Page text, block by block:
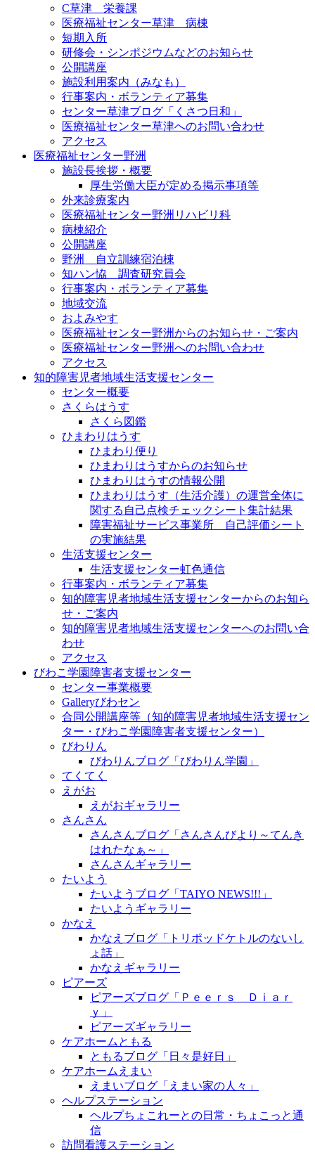
C草津 栄養課
医療福祉センター草津 病棟
短期入所
研修会・シンポジウムなどのお知らせ
公開講座
施設利用案内（みなも）
行事案内・ボランティア募集
センター草津ブログ「くさつ日和」
医療福祉センター草津へのお問い合わせ
アクセス
医療福祉センター野洲
施設長挨拶・概要
厚生労働大臣が定める掲示事項等
外来診療案内
医療福祉センター野洲リハビリ科
病棟紹介
公開講座
野洲 自立訓練宿泊棟
知ハン恊 調査研究員会
行事案内・ボランティア募集
地域交流
およみやす
医療福祉センター野洲からのお知らせ・ご案内
医療福祉センター野洲へのお問い合わせ
アクセス
知的障害児者地域生活支援センター
センター概要
さくらはうす
さくら図鑑
ひまわりはうす
ひまわり便り
ひまわりはうすからのお知らせ
ひまわりはうすの情報公開
ひまわりはうす（生活介護）の運営全体に
関する自己点検チェックシート集計結果
障害福祉サービス事業所 自己評価シート
の実施結果
生活支援センター
生活支援センター虹色通信
行事案内・ボランティア募集
知的障害児者地域生活支援センターからのお知ら
せ・ご案内
知的障害児者地域生活支援センターへのお問い合
わせ
アクセス
びわこ学園障害者支援センター
センター事業概要
Galleryびわセン
合同公開講座等（知的障害児者地域生活支援セン
ター・びわこ学園障害者支援センター）
びわりん
びわりんブログ「びわりん学園」
てくてく
えがお
えがおギャラリー
さんさん
さんさんブログ「さんさんびより～てんき
はれたなぁ～」
さんさんギャラリー
たいよう
たいようブログ「TAIYO NEWS!!!」
たいようギャラリー
かなえ
かなえブログ「トリポッドケトルのないし
ょ話」
かなえギャラリー
ピアーズ
ピアーズブログ「Ｐｅｅｒｓ Ｄｉａｒ
ｙ」
ピアーズギャラリー
ケアホームともる
ともるブログ「日々是好日」
ケアホームえまい
えまいブログ「えまい家の人々」
ヘルプステーション
ヘルプちょこれーとの日常・ちょこっと通
信
訪問看護ステーション